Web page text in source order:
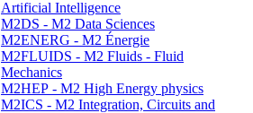
Artificial Intelligence
M2DS - M2 Data Sciences
M2ENERG - M2 Énergie
M2FLUIDS - M2 Fluids - Fluid
Mechanics
M2HEP - M2 High Energy physics
M2ICS - M2 Integration, Circuits and